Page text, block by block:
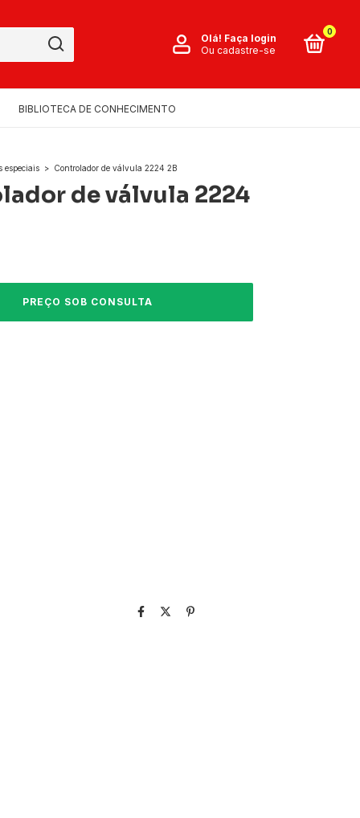
Olá! Faça login
Ou cadastre-se
0
BIBLIOTECA DE CONHECIMENTO
especiais > Controlador de válvula 2224 2B
de válvula 2224